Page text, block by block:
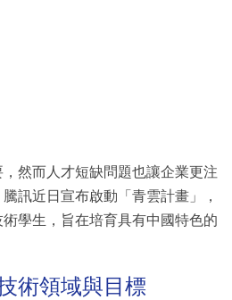
然而人才短缺問題也讓企業更注
訊近日宣布啟動「青雲計畫」，
學生，旨在培育具有中國特色的
術領域與目標